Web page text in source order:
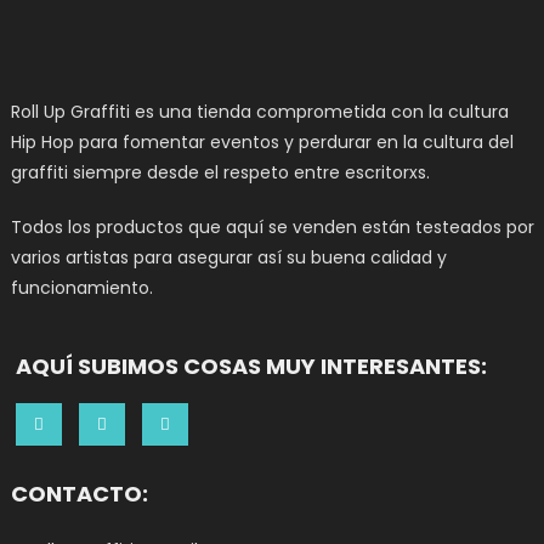
Roll Up Graffiti es una tienda comprometida con la cultura
Hip Hop para fomentar eventos y perdurar en la cultura del
graffiti siempre desde el respeto entre escritorxs.
Todos los productos que aquí se venden están testeados por
varios artistas para asegurar así su buena calidad y
funcionamiento.
AQUÍ SUBIMOS COSAS MUY INTERESANTES:
CONTACTO: